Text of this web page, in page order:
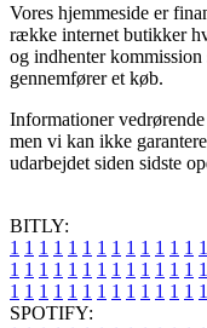
Vores hjemmeside er
række internet butikker
og indhenter
gennemfører et køb.
Informationer
men vi kan ikke
udarbejdet siden sidste
BITLY:
1 1 1 1 1 1 1 1 1 1 1 1 1 1
1 1 1 1 1 1 1 1 1 1 1 1 1 1
1 1 1 1 1 1 1 1 1 1 1 1 1 1
SPOTIFY: